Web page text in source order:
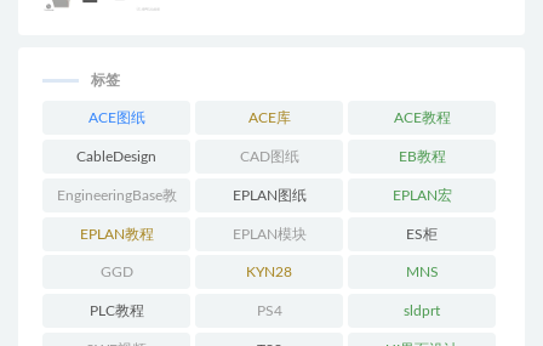
标签
ACE图纸 ACE库 ACE教程
CableDesign CAD图纸 EB教程
EngineeringBase教
程
EPLAN图纸 EPLAN宏
EPLAN教程 EPLAN模块 ES柜
GGD KYN28 MNS
PLC教程 PS4 sldprt